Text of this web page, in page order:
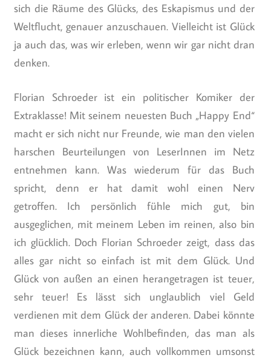
sich die Räume des Glücks, des Eskapismus und der
Weltflucht, genauer anzuschauen. Vielleicht ist Glück
ja auch das, was wir erleben, wenn wir gar nicht dran
denken.
Florian Schroeder ist ein politischer Komiker der
Extraklasse! Mit seinem neuesten Buch „Happy End“
macht er sich nicht nur Freunde, wie man den vielen
harschen Beurteilungen von LeserInnen im Netz
entnehmen kann. Was wiederum für das Buch
spricht, denn er hat damit wohl einen Nerv
getroffen. Ich persönlich fühle mich gut, bin
ausgeglichen, mit meinem Leben im reinen, also bin
ich glücklich. Doch Florian Schroeder zeigt, dass das
alles gar nicht so einfach ist mit dem Glück. Und
Glück von außen an einen herangetragen ist teuer,
sehr teuer! Es lässt sich unglaublich viel Geld
verdienen mit dem Glück der anderen. Dabei könnte
man dieses innerliche Wohlbefinden, das man als
Glück bezeichnen kann, auch vollkommen umsonst